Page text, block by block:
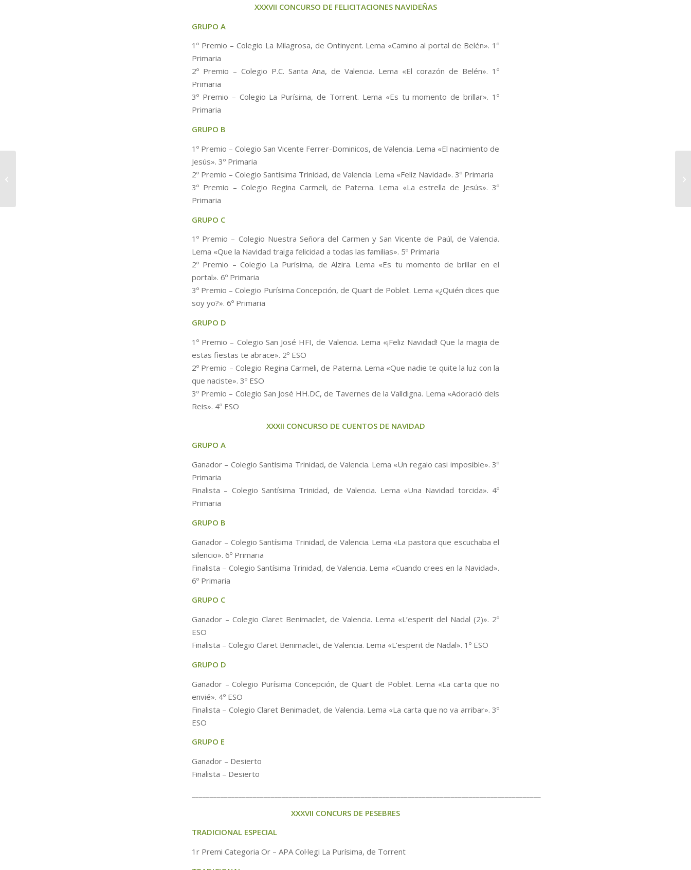
XXXVII CONCURSO DE FELICITACIONES NAVIDEÑAS
GRUPO A
1º Premio – Colegio La Milagrosa, de Ontinyent. Lema «Camino al portal de Belén». 1º
Primaria
2º Premio – Colegio P.C. Santa Ana, de Valencia. Lema «El corazón de Belén». 1º
Primaria
3º Premio – Colegio La Purísima, de Torrent. Lema «Es tu momento de brillar». 1º
Primaria
GRUPO B
1º Premio – Colegio San Vicente Ferrer-Dominicos, de Valencia. Lema «El nacimiento de
Jesús». 3º Primaria
2º Premio – Colegio Santísima Trinidad, de Valencia. Lema «Feliz Navidad». 3º Primaria
3º Premio – Colegio Regina Carmeli, de Paterna. Lema «La estrella de Jesús». 3º
Primaria
GRUPO C
1º Premio – Colegio Nuestra Señora del Carmen y San Vicente de Paúl, de Valencia.
Lema «Que la Navidad traiga felicidad a todas las familias». 5º Primaria
2º Premio – Colegio La Purísima, de Alzira. Lema «Es tu momento de brillar en el
portal». 6º Primaria
3º Premio – Colegio Purísima Concepción, de Quart de Poblet. Lema «¿Quién dices que
soy yo?». 6º Primaria
GRUPO D
1º Premio – Colegio San José HFI, de Valencia. Lema «¡Feliz Navidad! Que la magia de
estas fiestas te abrace». 2º ESO
2º Premio – Colegio Regina Carmeli, de Paterna. Lema «Que nadie te quite la luz con la
que naciste». 3º ESO
3º Premio – Colegio San José HH.DC, de Tavernes de la Valldigna. Lema «Adoració dels
Reis». 4º ESO
XXXII CONCURSO DE CUENTOS DE NAVIDAD
GRUPO A
Ganador – Colegio Santísima Trinidad, de Valencia. Lema «Un regalo casi imposible». 3º
Primaria
Finalista – Colegio Santísima Trinidad, de Valencia. Lema «Una Navidad torcida». 4º
Primaria
GRUPO B
Ganador – Colegio Santísima Trinidad, de Valencia. Lema «La pastora que escuchaba el
silencio». 6º Primaria
Finalista – Colegio Santísima Trinidad, de Valencia. Lema «Cuando crees en la Navidad».
6º Primaria
GRUPO C
Ganador – Colegio Claret Benimaclet, de Valencia. Lema «L’esperit del Nadal (2)». 2º
ESO
Finalista – Colegio Claret Benimaclet, de Valencia. Lema «L’esperit de Nadal». 1º ESO
GRUPO D
Ganador – Colegio Purísima Concepción, de Quart de Poblet. Lema «La carta que no
envié». 4º ESO
Finalista – Colegio Claret Benimaclet, de Valencia. Lema «La carta que no va arribar». 3º
ESO
GRUPO E
Ganador – Desierto
Finalista – Desierto
XXXVII CONCURS DE PESEBRES
TRADICIONAL ESPECIAL
1r Premi Categoria Or – APA Col·legi La Purísima, de Torrent